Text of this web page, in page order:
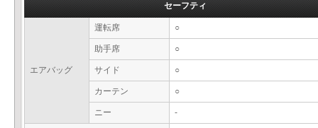
セーフティ
エアバッグ
運転席 ○
助手席 ○
サイド ○
カーテン ○
ニー -